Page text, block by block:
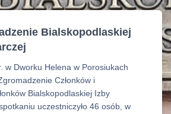
Bialskopodlaskiej
w Dworku Helena w Porosiukach
Członków i
Bialskopodlaskiej Izby
uczestniczyło 46 osób, w